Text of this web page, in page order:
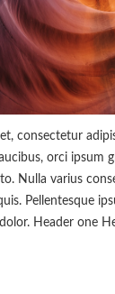
consectetur
orci ipsum
Nulla varius
Pellentesque
Header one